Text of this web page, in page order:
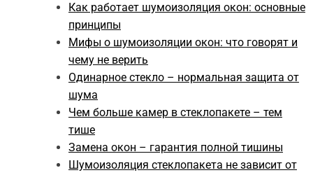
Как работает шумоизоляция окон: основные
принципы
Мифы о шумоизоляции окон: что говорят и
чему не верить
Одинарное стекло – нормальная защита от
шума
Чем больше камер в стеклопакете – тем
тише
Замена окон – гарантия полной тишины
Шумоизоляция стеклопакета не зависит от